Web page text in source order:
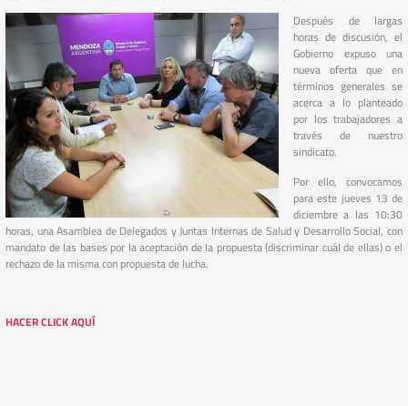
Después de largas
horas de discusión, el
Gobierno expuso una
nueva oferta que en
términos generales se
acerca a lo planteado
por los trabajadores a
través de nuestro
sindicato.
Por ello, convocamos
para este jueves 13 de
diciembre a las 10:30
horas, una Asamblea de Delegados y Juntas Internas de Salud y Desarrollo Social, con
mandato de las bases por la aceptación de la propuesta (discriminar cuál de ellas) o el
rechazo de la misma con propuesta de lucha.
HACER CLICK AQUÍ